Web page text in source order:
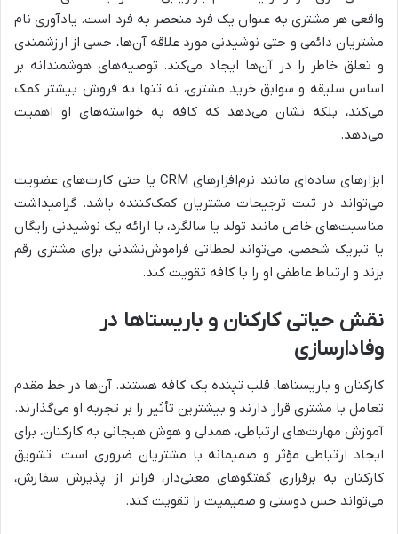
واقعی هر مشتری به عنوان یک فرد منحصر به فرد است. یادآوری نام
مشتریان دائمی و حتی نوشیدنی مورد علاقه آن‌ها، حسی از ارزشمندی
و تعلق خاطر را در آن‌ها ایجاد می‌کند. توصیه‌های هوشمندانه بر
اساس سلیقه و سوابق خرید مشتری، نه تنها به فروش بیشتر کمک
می‌کند، بلکه نشان می‌دهد که کافه به خواسته‌های او اهمیت
می‌دهد.
ابزارهای ساده‌ای مانند نرم‌افزارهای CRM یا حتی کارت‌های عضویت
می‌تواند در ثبت ترجیحات مشتریان کمک‌کننده باشد. گرامیداشت
مناسبت‌های خاص مانند تولد یا سالگرد، با ارائه یک نوشیدنی رایگان
یا تبریک شخصی، می‌تواند لحظاتی فراموش‌نشدنی برای مشتری رقم
بزند و ارتباط عاطفی او را با کافه تقویت کند.
نقش حیاتی کارکنان و باریستاها در
وفادارسازی
کارکنان و باریستاها، قلب تپنده یک کافه هستند. آن‌ها در خط مقدم
تعامل با مشتری قرار دارند و بیشترین تأثیر را بر تجربه او می‌گذارند.
آموزش مهارت‌های ارتباطی، همدلی و هوش هیجانی به کارکنان، برای
ایجاد ارتباطی مؤثر و صمیمانه با مشتریان ضروری است. تشویق
کارکنان به برقراری گفتگوهای معنی‌دار، فراتر از پذیرش سفارش،
می‌تواند حس دوستی و صمیمیت را تقویت کند.